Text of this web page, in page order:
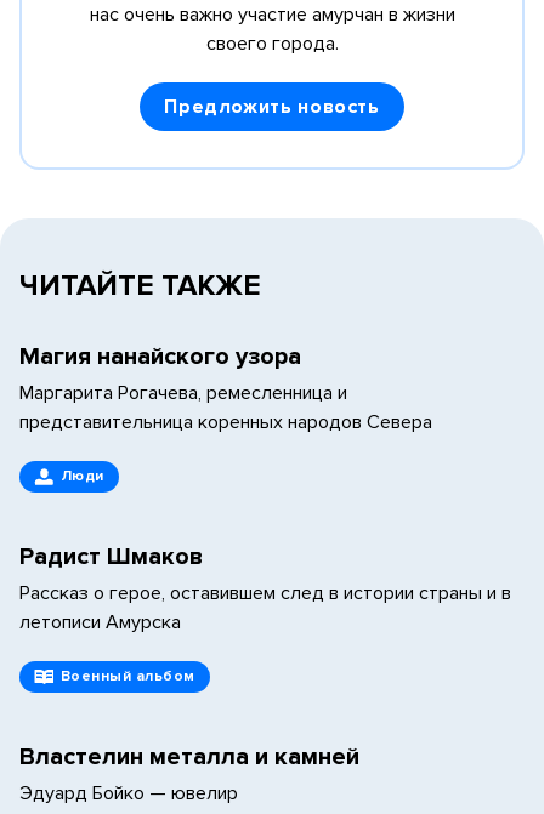
нас очень важно участие амурчан в жизни
своего города.
Предложить новость
ЧИТАЙТЕ ТАКЖЕ
Магия нанайского узора
Маргарита Рогачева, ремесленница и
представительница коренных народов Севера
Люди
Радист Шмаков
Рассказ о герое, оставившем след в истории страны и в
летописи Амурска
Военный альбом
Властелин металла и камней
Эдуард Бойко — ювелир